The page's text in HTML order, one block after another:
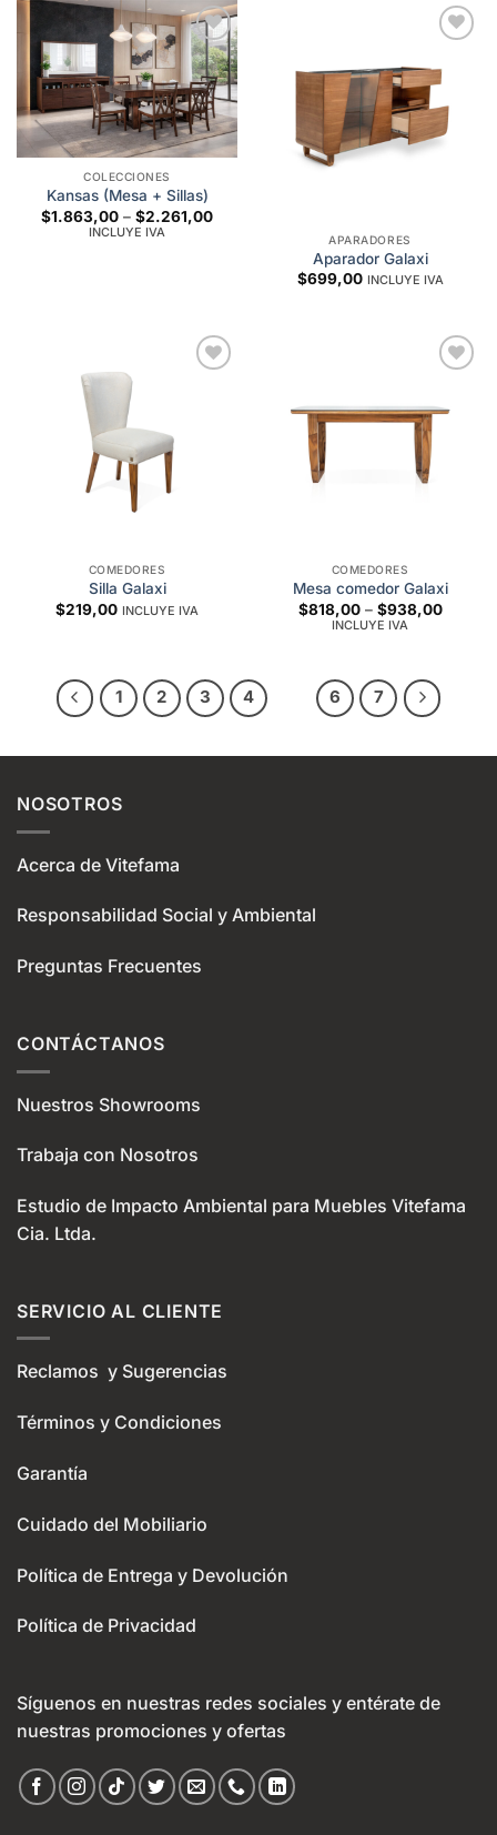
Add to
wishlist
COLECCIONES
Kansas (Mesa + Sillas)
$1.863,00 – $2.261,00Price
INCLUYE IVA
wishlist
APARADORES
Aparador Galaxi
$699,00 INCLUYE IVA
COMEDORES
Silla Galaxi
$219,00 INCLUYE IVA
COMEDORES
Mesa comedor Galaxi
$818,00 – $938,00Price
INCLUYE IVA
1 2 3 4 6 7
NOSOTROS
Acerca de Vitefama
Responsabilidad Social y Ambiental
Preguntas Frecuentes
CONTÁCTANOS
Nuestros Showrooms
Trabaja con Nosotros
Estudio de Impacto Ambiental para Muebles Vitefama
Cia. Ltda.
SERVICIO AL CLIENTE
Reclamos y Sugerencias
Términos y Condiciones
Garantía
Cuidado del Mobiliario
Política de Entrega y Devolución
Política de Privacidad
Síguenos en nuestras redes sociales y entérate de
nuestras promociones y ofertas